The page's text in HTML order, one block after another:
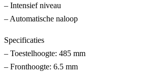
– Intensief niveau
– Automatische naloop
Specificaties
– Toestelhoogte: 485 mm
– Fronthoogte: 6.5 mm